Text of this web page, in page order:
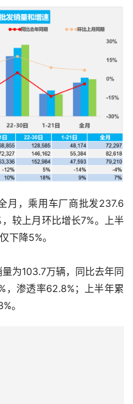
月，乘用车厂商批发237.6
较上月环比增长7%。上半
下降5%。
为103.7万辆，同比去年同
，渗透率62.8%；上半年累
。